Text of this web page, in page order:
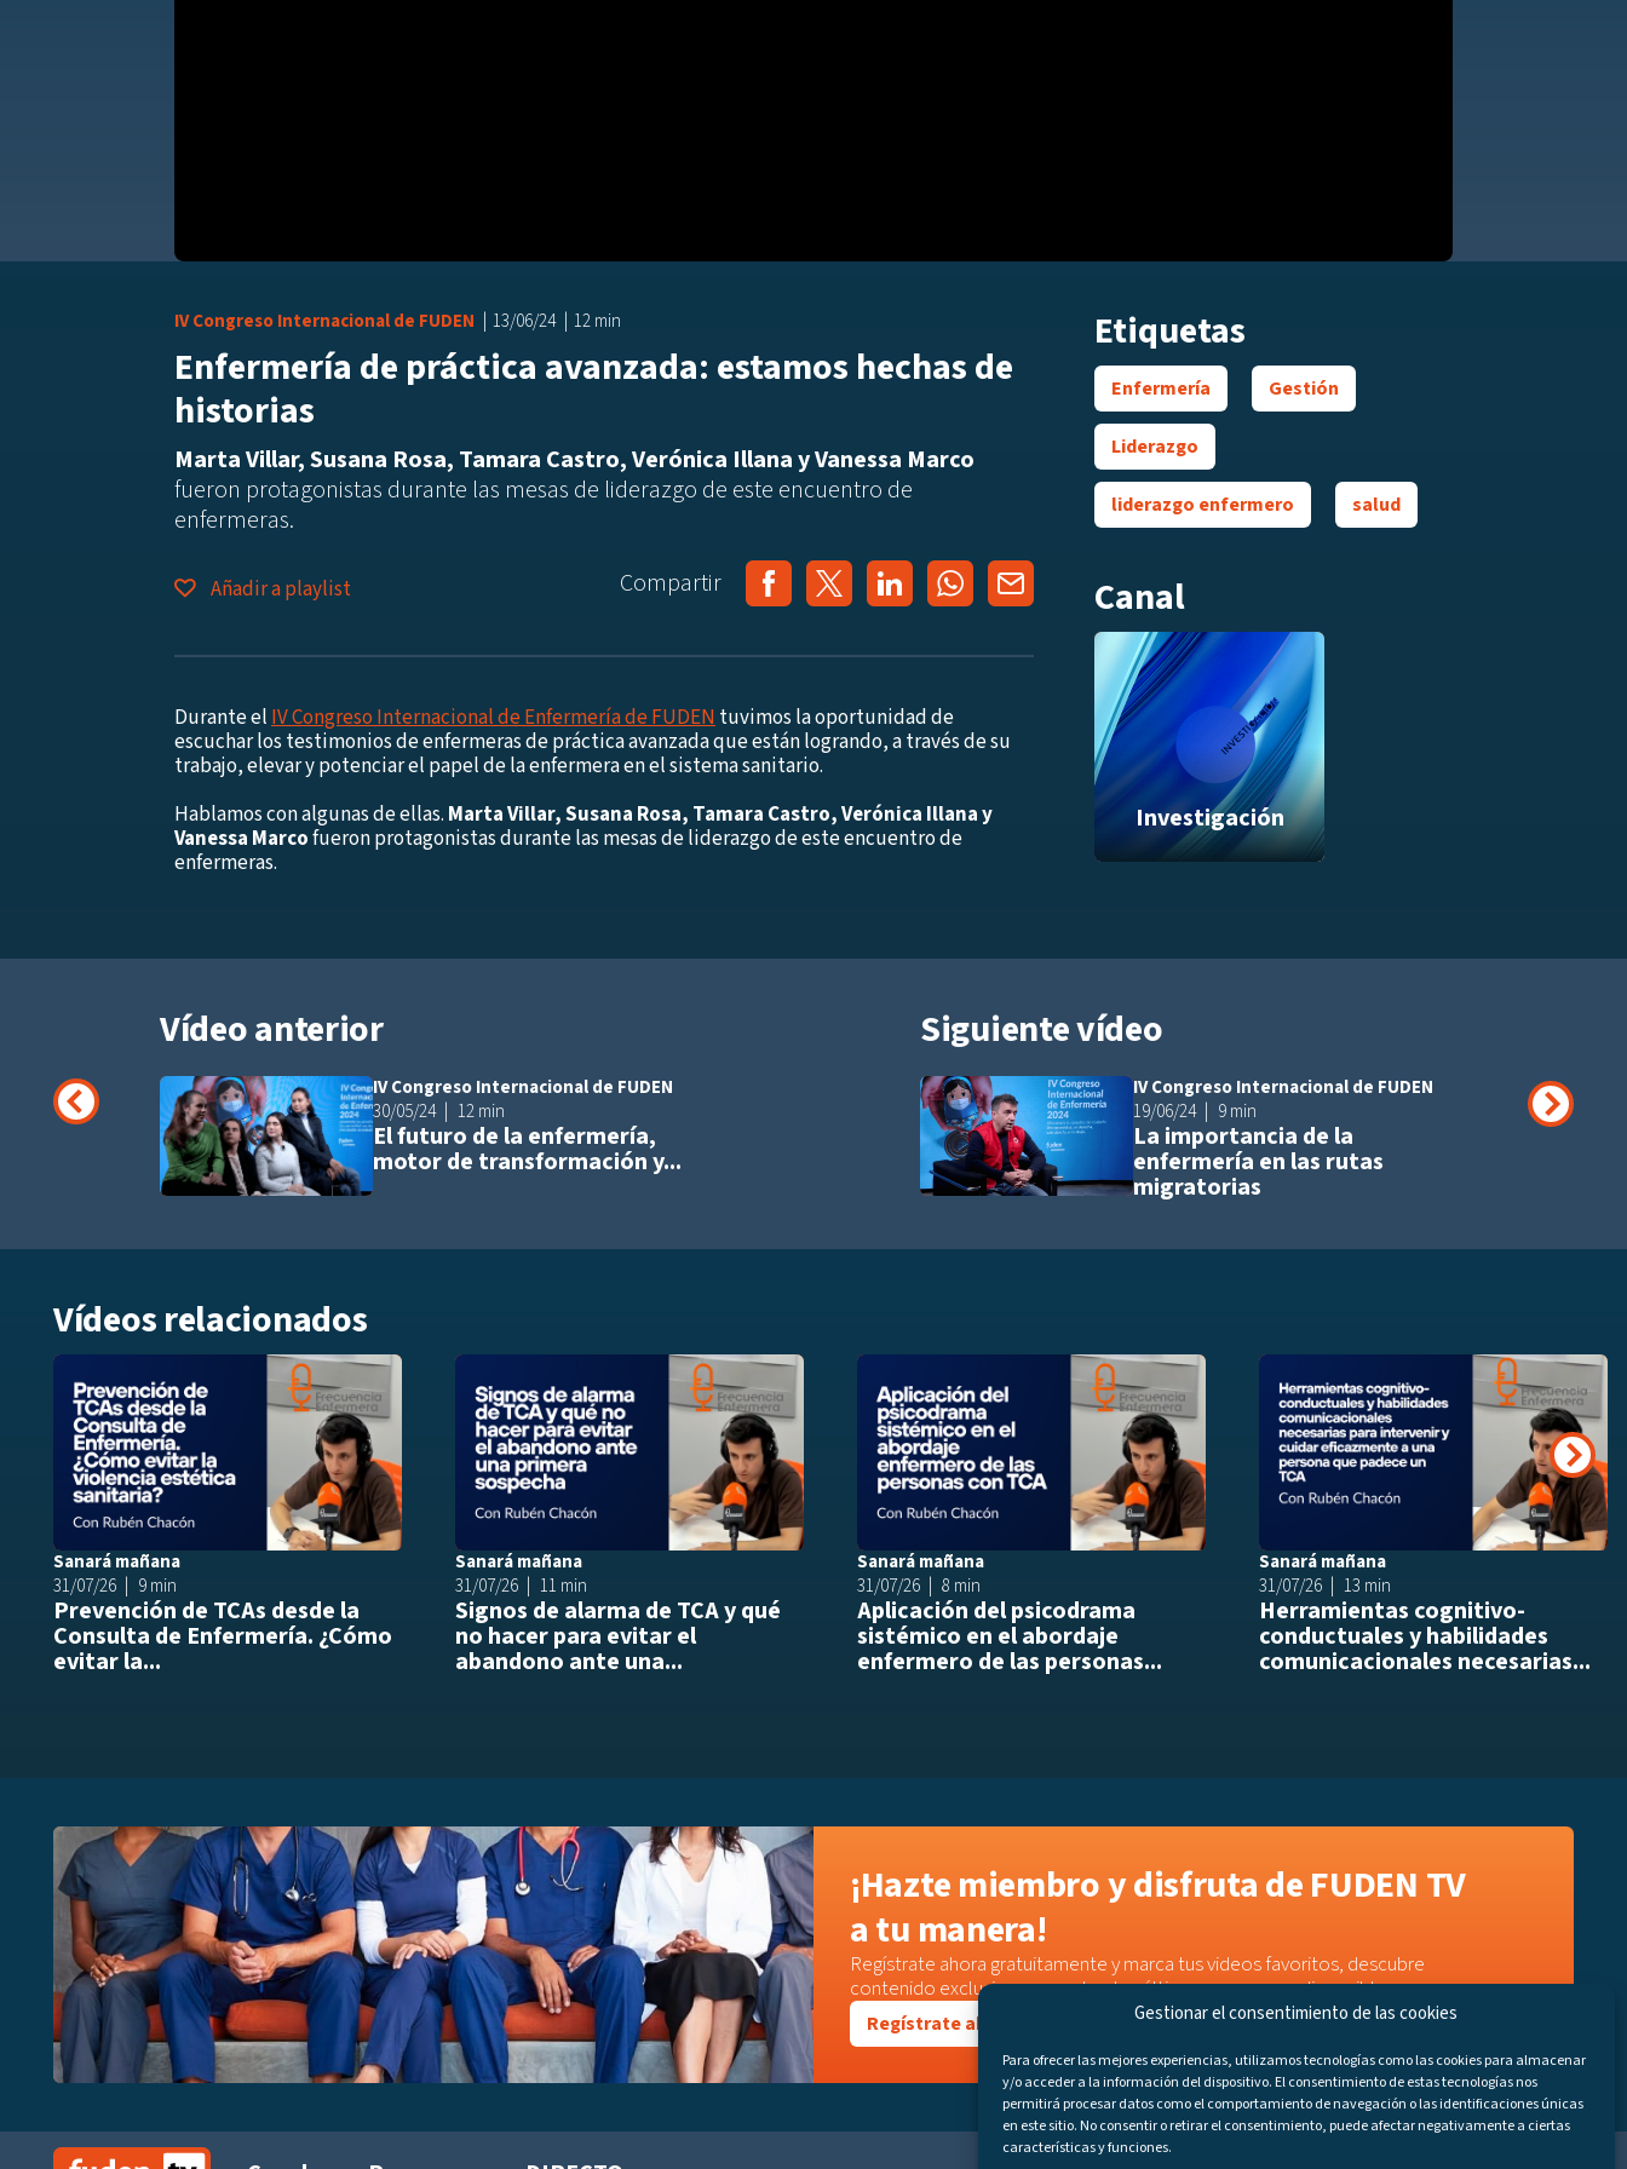
Gestionar el consentimiento de las cookies
Para ofrecer las mejores experiencias, utilizamos tecnologías como las cookies para almacenar
y/o acceder a la información del dispositivo. El consentimiento de estas tecnologías nos
permitirá procesar datos como el comportamiento de navegación o las identificaciones únicas
en este sitio. No consentir o retirar el consentimiento, puede afectar negativamente a ciertas
características y funciones.
IV Congreso Internacional de FUDEN 13/06/24 12 min
Enfermería de práctica avanzada: estamos hechas de
historias
Marta Villar, Susana Rosa, Tamara Castro, Verónica Illana y Vanessa Marco
fueron protagonistas durante las mesas de liderazgo de este encuentro de
enfermeras.
Añadir a playlist Compartir
Durante elIV Congreso Internacional de Enfermería de FUDENtuvimos la oportunidad de
escuchar los testimonios de enfermeras de práctica avanzada que están logrando, a través de su
trabajo, elevar y potenciar el papel de la enfermera en el sistema sanitario.
Hablamos con algunas de ellas. Marta Villar, Susana Rosa, Tamara Castro, Verónica Illana y
Vanessa Marcofueron protagonistas durante las mesas de liderazgo de este encuentro de
enfermeras.
Etiquetas
Enfermería Gestión
Liderazgo
liderazgo enfermero salud
Canal
Investigación
Vídeo anterior
IV Congreso Internacional de FUDEN
30/05/24
12 min
El futuro de la enfermería,
motor de transformación y...
Siguiente vídeo
Añadir a
IV Congreso Internacional de FUDEN
19/06/24
9 min
La importancia de la
enfermería en las rutas
migratorias
Vídeos relacionados
Añadir a playlist
Sanará mañana
31/07/26
9 min
Prevención de TCAs desde la
Consulta de Enfermería. ¿Cómo
evitar la...
Añadir a playlist
Sanará mañana
31/07/26
11 min
Signos de alarma de TCA y qué
no hacer para evitar el
abandono ante una...
Añadir a playlist
Sanará mañana
31/07/26
8 min
Aplicación del psicodrama
sistémico en el abordaje
enfermero de las personas...
Sanará mañana
31/07/26
13 min
Herramientas cognitivo-
conductuales y habilidades
comunicacionales necesarias...
¡Hazte miembro y disfruta de FUDEN TV
a tu manera!
Regístrate ahora gratuitamente y marca tus videos favoritos, descubre
contenido exclusivo o accede a los últimos programas disponibles.
Regístrate ahora